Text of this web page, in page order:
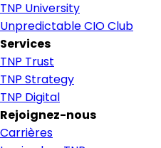
TNP University
Unpredictable CIO Club
Services
TNP Trust
TNP Strategy
TNP Digital
Rejoignez-nous
Carrières